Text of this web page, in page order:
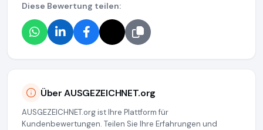
Diese Bewertung teilen:
Über AUSGEZEICHNET.org
AUSGEZEICHNET.org ist Ihre Plattform für
Kundenbewertungen. Teilen Sie Ihre Erfahrungen und